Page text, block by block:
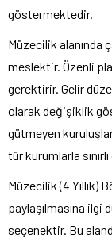
göstermektedir.
Müzecilik alanında
meslektir. Özenli
gerektirir. Gelir
olarak değişiklik
gütmeyen
tür kurumlarla
Müzecilik (4 Yıllık)
paylaşılmasına
seçenektir. Bu